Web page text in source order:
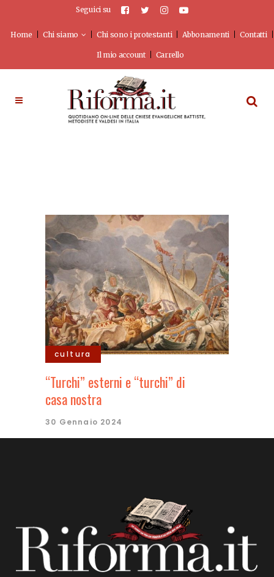
Seguici su
Home Chi siamo Chi sono i protestanti Abbonamenti Contatti
Il mio account Carrello
cultura
“Turchi” esterni e “turchi” di
casa nostra
30 Gennaio 2024